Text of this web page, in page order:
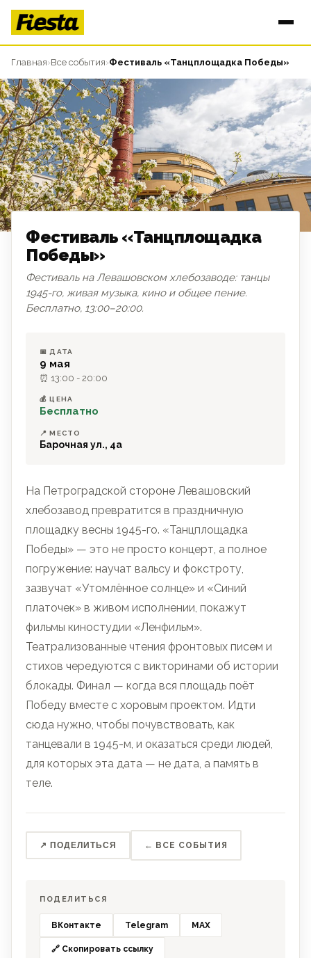
Главная›Все события›Фестиваль «Танцплощадка Победы»
ДЕНЬ ПОБЕДЫ
Фестиваль «Танцплощадка
Победы»
Фестиваль на Левашовском хлебозаводе: танцы
1945-го, живая музыка, кино и общее пение.
Бесплатно, 13:00–20:00.
📅 ДАТА
9 мая
⏰ 13:00 - 20:00
💰 ЦЕНА
Бесплатно
📍 МЕСТО
Барочная ул., 4а
На Петроградской стороне Левашовский
хлебозавод превратится в праздничную
площадку весны 1945-го. «Танцплощадка
Победы» — это не просто концерт, а полное
погружение: научат вальсу и фокстроту,
зазвучат «Утомлённое солнце» и «Синий
платочек» в живом исполнении, покажут
фильмы киностудии «Ленфильм».
Театрализованные чтения фронтовых писем и
стихов чередуются с викторинами об истории
блокады. Финал — когда вся площадь поёт
Победу вместе с хоровым проектом. Идти
сюда нужно, чтобы почувствовать, как
танцевали в 1945-м, и оказаться среди людей,
для которых эта дата — не дата, а память в
теле.
↗ ПОДЕЛИТЬСЯ ← ВСЕ СОБЫТИЯ
ПОДЕЛИТЬСЯ
ВКонтакте Telegram MAX
🔗 Скопировать ссылку